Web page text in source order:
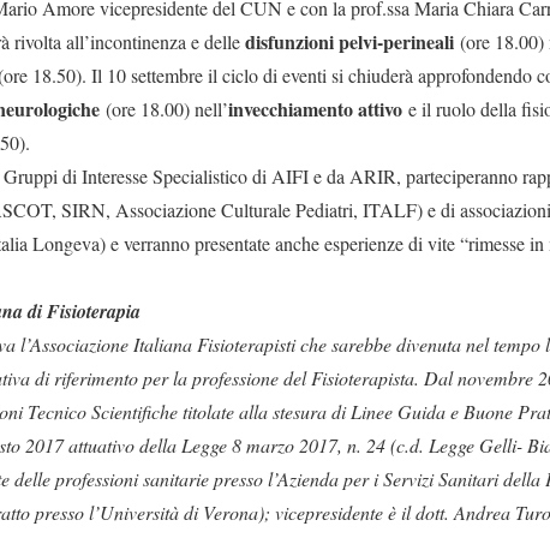
Amore vicepresidente del CUN e con la prof.ssa Maria Chiara
rivolta all’incontinenza e delledisfunzioni pelvi-perineali (ore
18.50). Il 10 settembre il ciclo di eventi si chiuderà approfondendo
(ore 18.00) nell’invecchiamento attivo e il ruolo della
di Interesse Specialistico di AIFI e da ARIR, parteciperanno
SIRN, Associazione Culturale Pediatri, ITALF) e di
Longeva) e verranno presentate anche esperienze di vite “rimesse
di Fisioterapia
l’Associazione Italiana Fisioterapisti che sarebbe divenuta nel tempo
di riferimento per la professione del Fisioterapista. Dal novembre
Tecnico Scientifiche titolate alla stesura di Linee Guida e Buone
2017 attuativo della Legge 8 marzo 2017, n. 24 (c.d. Legge Gelli-
delle professioni sanitarie presso l’Azienda per i Servizi Sanitari
presso l’Università di Verona); vicepresidente è il dott. Andrea